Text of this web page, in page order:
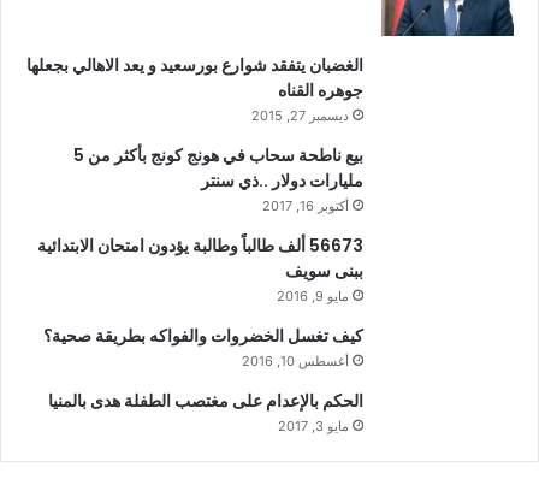
الغضبان يتفقد شوارع بورسعيد و يعد الاهالي بجعلها
جوهره القناه
ديسمبر 27, 2015
بيع ناطحة سحاب في هونج كونج بأكثر من 5
مليارات دولار ..ذي سنتر
أكتوبر 16, 2017
56673 ألف طالباً وطالبة يؤدون امتحان الابتدائية
ببنى سويف
مايو 9, 2016
كيف تغسل الخضروات والفواكه بطريقة صحية؟
أغسطس 10, 2016
الحكم بالإعدام على مغتصب الطفلة هدى بالمنيا
مايو 3, 2017